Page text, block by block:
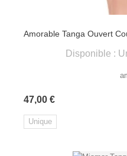
Amorable Tanga Ouvert
Disponible :
47,00 €Prix
Unique